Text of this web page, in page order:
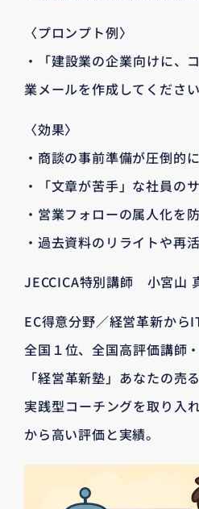
〈プロンプト例〉
・「建設業の企業向けに、
業メールを作成してください
〈効果〉
・商談の事前準備が圧倒的
・「文章が苦手」な社員の
・営業フォローの属人化を
・過去資料のリライトや再
JECCICA特別講師 小宮山
EC得意分野／経営革新から
全国１位、全国高評価講師
「経営革新塾」あなたの売
実践型コーチングを取り入
から高い評価と実績。